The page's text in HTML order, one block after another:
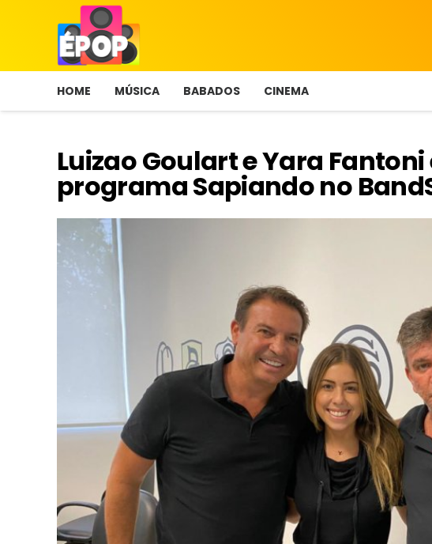
HOME MÚSICA BABADOS CINEMA
Luizao Goulart e Yara
programa Sapiando no